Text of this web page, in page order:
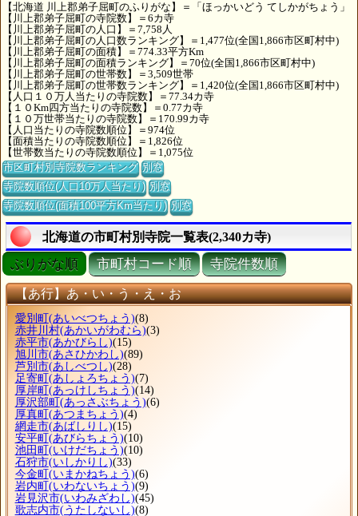
【北海道 川上郡弟子屈町のふりがな】＝「ほっかいどう てしかがちょう」
【川上郡弟子屈町の寺院数】＝6カ寺
【川上郡弟子屈町の人口】＝7,758人
【川上郡弟子屈町の人口数ランキング】＝1,477位(全国1,866市区町村中)
【川上郡弟子屈町の面積】＝774.33平方Km
【川上郡弟子屈町の面積ランキング】＝70位(全国1,866市区町村中)
【川上郡弟子屈町の世帯数】＝3,509世帯
【川上郡弟子屈町の世帯数ランキング】＝1,420位(全国1,866市区町村中)
【人口１０万人当たりの寺院数】＝77.34カ寺
【１０Km四方当たりの寺院数】＝0.77カ寺
【１０万世帯当たりの寺院数】＝170.99カ寺
【人口当たりの寺院数順位】＝974位
【面積当たりの寺院数順位】＝1,826位
【世帯数当たりの寺院数順位】＝1,075位
市区町村別寺院数ランキング 別窓
寺院数順位(人口10万人当たり) 別窓
寺院数順位(面積100平方Km当たり) 別窓
北海道の市町村別寺院一覧表(2,340カ寺)
ぶりがな順 市町村コード順 寺院件数順
【あ行】あ・い・う・え・お
愛別町 (あいべつちょう)(8)
赤井川村(あかいがわむら)(3)
赤平市(あかびらし)(15)
旭川市(あさひかわし)(89)
芦別市(あしべつし)(28)
足寄町 (あしょろちょう)(7)
厚岸町 (あっけしちょう)(14)
厚沢部町 (あっさぶちょう)(6)
厚真町 (あつまちょう)(4)
網走市(あばしりし)(15)
安平町 (あびらちょう)(10)
池田町 (いけだちょう)(10)
石狩市(いしかりし)(33)
今金町 (いまかねちょう)(6)
岩内町 (いわないちょう)(9)
岩見沢市(いわみざわし)(45)
歌志内市(うたしないし)(8)